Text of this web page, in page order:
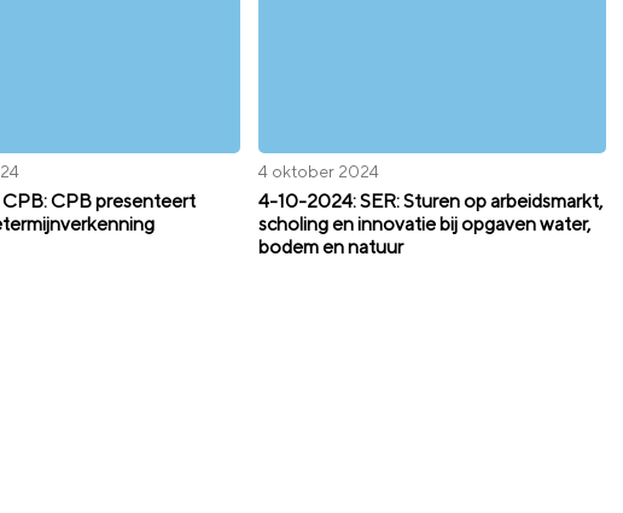
CPB presenteert
4 oktober 2024
4-10-2024: SER: Sturen op arbeidsmarkt,
scholing en innovatie bij opgaven water,
bodem en natuur